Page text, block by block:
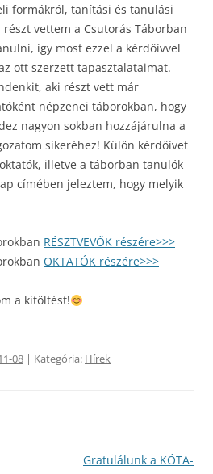
formákról, tanítási és tanulási
részt vettem a Csutorás Táborban
így most ezzel a kérdőívvel
ott szerzett tapasztalataimat.
aki részt vett már
népzenei táborokban, hogy
nagyon sokban hozzájárulna a
sikeréhez! Külön kérdőívet
illetve a táborban tanulók
címében jeleztem, hogy melyik
RÉSZTVEVŐK részére>>>
OKTATÓK részére>>>
a kitöltést!
08 | Kategória: Hírek
Gratulálunk a KÓTA-